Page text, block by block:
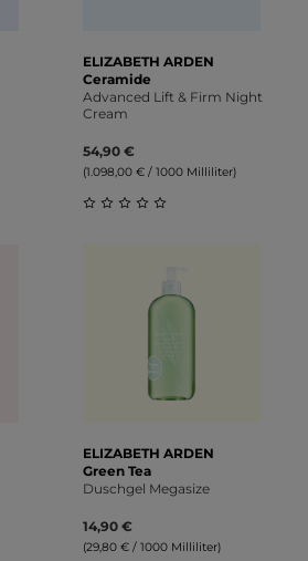
ELIZABETH ARDEN
Ceramide
Advanced Lift & Firm Night
Cream
54,90 €
(1.098,00 € / 1000 Milliliter)
ELIZABETH ARDEN
Green Tea
Duschgel Megasize
14,90 €
(29,80 € / 1000 Milliliter)